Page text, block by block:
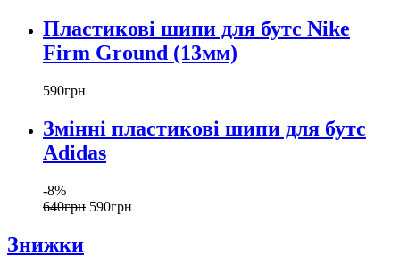
Пластикові шипи для бутс Nike
Firm Ground (13мм)
590грн
Змінні пластикові шипи для бутс
Adidas
-8%
640грн 590грн
Знижки